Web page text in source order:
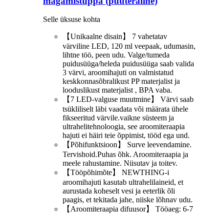
Selle üksuse kohta
【Unikaalne disain】 7 vahetatav
värviline LED, 120 ml veepaak, udumasin,
lihtne töö, peen udu. Valge/tumeda
puidusüüga/heleda puidusüüga saab valida
3 värvi, aroomihajuti on valmistatud
keskkonnasõbralikust PP materjalist ja
looduslikust materjalist , BPA vaba.
【7 LED-valguse muutmine】 Värvi saab
tsükliliselt läbi vaadata või määrata ühele
fikseeritud värvile.vaikne süsteem ja
ultrahelitehnoloogia, see aroomiteraapia
hajuti ei häiri teie õppimist, tööd ega und.
【Põhifunktsioon】 Surve leevendamine.
Tervishoid.Puhas õhk. Aroomiteraapia ja
meele rahustamine. Niisutav ja toitev.
【Tööpõhimõte】 NEWTHING-i
aroomihajuti kasutab ultrahelilaineid, et
aurustada koheselt vesi ja eeterlik õli
paagis, et tekitada jahe, niiske lõhnav udu.
【Aroomiteraapia difuusor】 Tööaeg: 6-7